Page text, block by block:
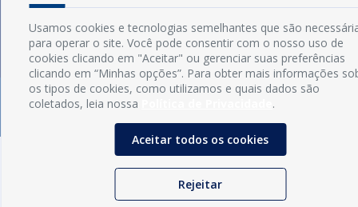
gabinetedaprefeita@conde.pb.gov.br
Exp: Segunda a sexta, das 8h às 14h.
© Prefeitura Municipal do Conde | Desenvolvido por Sogo Tecnologia
Usamos cookies e tecnologias semelhantes que são
para operar o site. Você pode consentir com o nosso uso de
cookies clicando em "Aceitar" ou gerenciar suas preferências
clicando em “Minhas opções”. Para obter mais informações
os tipos de cookies, como utilizamos e quais dados são
coletados, leia nossa
.
Aceitar todos os cookies
Rejeitar